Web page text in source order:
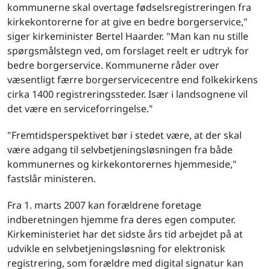
kommunerne skal overtage fødselsregistreringen fra
kirkekontorerne for at give en bedre borgerservice,"
siger kirkeminister Bertel Haarder. "Man kan nu stille
spørgsmålstegn ved, om forslaget reelt er udtryk for
bedre borgerservice. Kommunerne råder over
væsentligt færre borgerservicecentre end folkekirkens
cirka 1400 registreringssteder. Især i landsognene vil
det være en serviceforringelse."
"Fremtidsperspektivet bør i stedet være, at der skal
være adgang til selvbetjeningsløsningen fra både
kommunernes og kirkekontorernes hjemmeside,"
fastslår ministeren.
Fra 1. marts 2007 kan forældrene foretage
indberetningen hjemme fra deres egen computer.
Kirkeministeriet har det sidste års tid arbejdet på at
udvikle en selvbetjeningsløsning for elektronisk
registrering, som forældre med digital signatur kan